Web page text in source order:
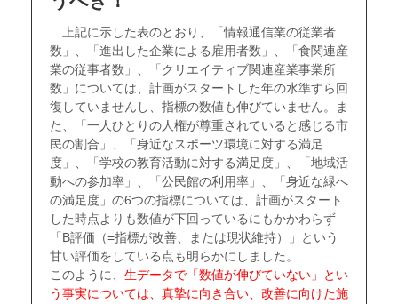
上記に示した表のとおり、「情報通信業の従業者
数」、「進出した企業による雇用者数」、「食関連産
業の従事者数」、「クリエイティブ関連産業事業所
数」については、計画がスタートした年の水準すら回
復していませんし、指標の数値も伸びていません。ま
た、「一人ひとりの人権が尊重されていると感じる市
民の割合」、「身近なスポーツ環境に対する満足
度」、「学校の教育活動に対する満足度」、「地域活
動への参加率」、「公民館の利用率」、「身近な緑へ
の満足度」の6つの指標については、計画がスタート
した時点よりも数値が下回っているにもかかわらず
「B評価（=指標が改善、または現状維持）」という
甘い評価をしている点も明らかにしました。
このように、 生データで「数値が伸びていない」とい
う事実については、真摯に向き合い、改善に向けた施